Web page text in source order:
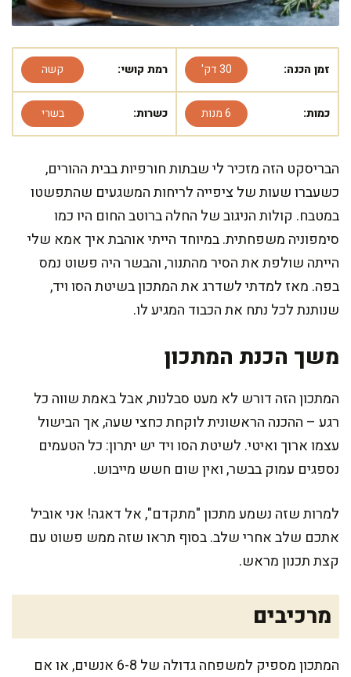
זמן הכנה: 30 דק' רמת קושי: קשה
כמות: 6 מנות כשרות: בשרי
הבריסקט הזה מזכיר לי שבתות חורפיות בבית ההורים,
כשעברו שעות של ציפייה לריחות המשגעים שהתפשטו
במטבח. קולות הניגוב של החלה ברוטב החום היו כמו
סימפוניה משפחתית. במיוחד הייתי אוהבת איך אמא שלי
הייתה שולפת את הסיר מהתנור, והבשר היה פשוט נמס
בפה. מאז למדתי לשדרג את המתכון בשיטת הסו ויד,
שנותנת לכל נתח את הכבוד המגיע לו.
משך הכנת המתכון
המתכון הזה דורש לא מעט סבלנות, אבל באמת שווה כל
רגע – ההכנה הראשונית לוקחת כחצי שעה, אך הבישול
עצמו ארוך ואיטי. לשיטת הסו ויד יש יתרון: כל הטעמים
נספגים עמוק בבשר, ואין שום חשש מייבוש.
למרות שזה נשמע מתכון "מתקדם", אל דאגה! אני אוביל
אתכם שלב אחרי שלב. בסוף תראו שזה ממש פשוט עם
קצת תכנון מראש.
מרכיבים
המתכון מספיק למשפחה גדולה של 6-8 אנשים, או אם